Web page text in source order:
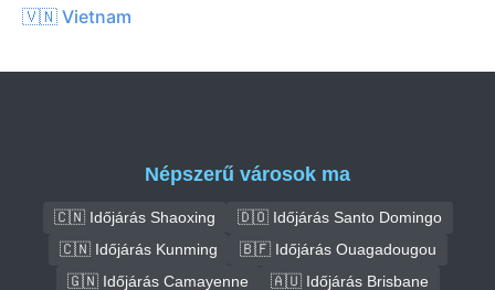
🇻🇳 Vietnam
Népszerű városok ma
🇨🇳 Időjárás Shaoxing
🇩🇴 Időjárás Santo Domingo
🇨🇳 Időjárás Kunming
🇧🇫 Időjárás Ouagadougou
🇬🇳 Időjárás Camayenne
🇦🇺 Időjárás Brisbane